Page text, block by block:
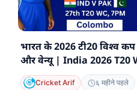
भारत के 2026 टी20 विश्व
और वेन्यू | India 2026 T20
Cricket Arif ६ महीने पहले